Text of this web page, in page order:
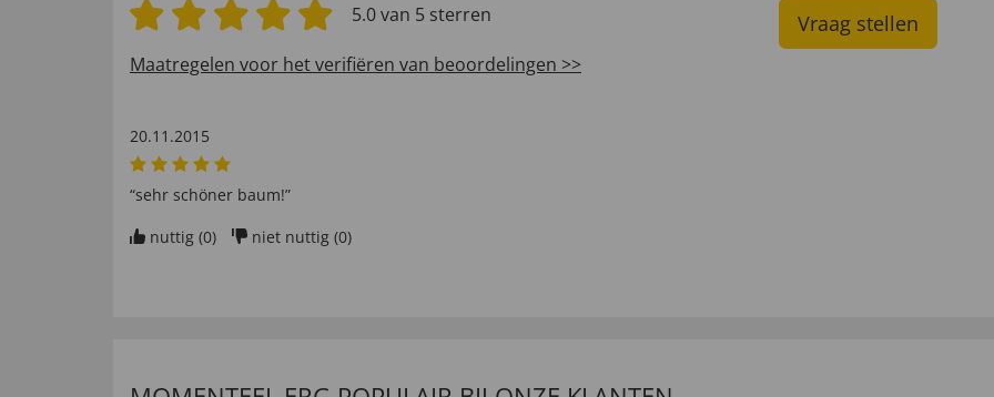
5.0 van 5 sterren
Maatregelen voor het verifiëren van beoordelingen >>
20.11.2015
“sehr schöner baum!”
nuttig (0) niet nuttig (0)
Vraag stellen